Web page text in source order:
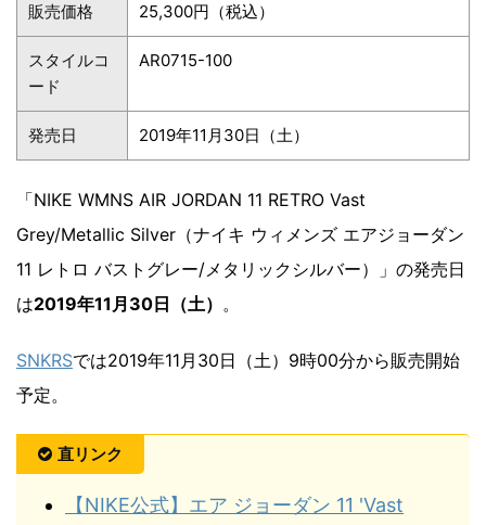
販売価格 25,300円（税込）
スタイルコ
ード
AR0715-100
発売日 2019年11月30日（土）
「NIKE WMNS AIR JORDAN 11 RETRO Vast
Grey/Metallic Silver（ナイキ ウィメンズ エアジョーダン
11 レトロ バストグレー/メタリックシルバー）」の発売日
は2019年11月30日（土） 。
SNKRSでは2019年11月30日（土）9時00分から販売開始
予定。
直リンク
【NIKE公式】エア ジョーダン 11 'Vast